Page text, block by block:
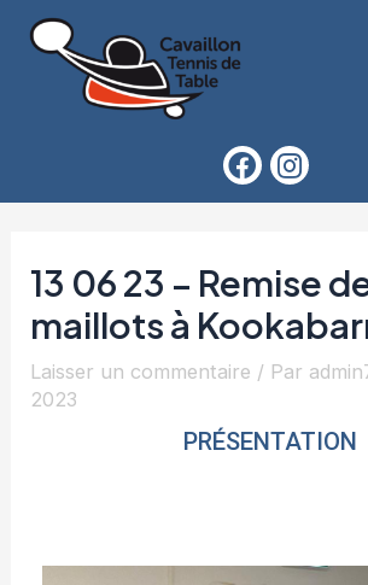
13 06 23 – Remise
maillots à
Laisser un commentaire / Par
2023
PRÉSENTATION